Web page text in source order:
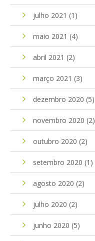
julho 2021 (1)
maio 2021 (4)
abril 2021 (2)
março 2021 (3)
dezembro 2020 (5)
novembro 2020 (2)
outubro 2020 (2)
setembro 2020 (1)
agosto 2020 (2)
julho 2020 (2)
junho 2020 (5)